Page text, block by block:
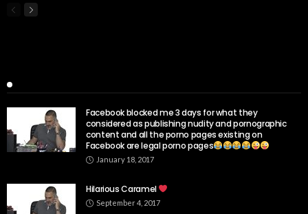
Facebook blocked me 3 days for what they
considered as publishing nudity and pornographic
content and all the porno pages existing on
Facebook are legal porno pages
January 18, 2017
Hilarious Caramel
September 4, 2017